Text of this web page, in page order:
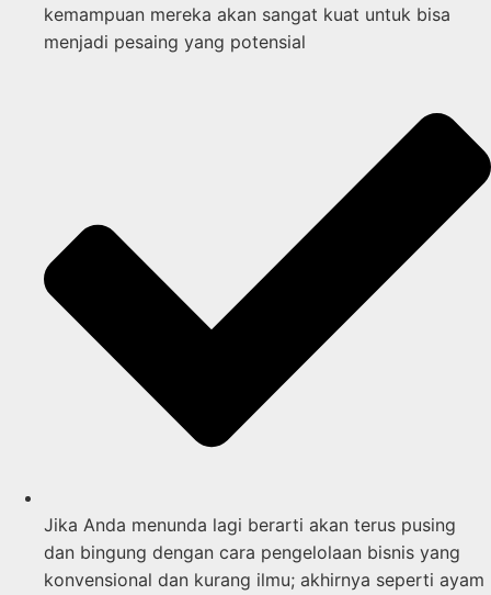
kemampuan mereka akan sangat kuat untuk bisa
menjadi pesaing yang potensial
Jika Anda menunda lagi berarti akan terus pusing
dan bingung dengan cara pengelolaan bisnis yang
konvensional dan kurang ilmu; akhirnya seperti ayam